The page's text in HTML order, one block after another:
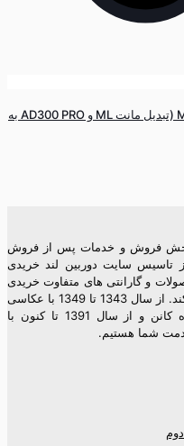
مبدل مانت بوئنز گودکس مدل ML-GB (تبدیل مانت ML و AD300 PRO به
ایم در بخش فروش و خدمات پس از فروش
تاسیس سایت دوربین لند خریدی
و گارانتی های متفاوت خریدی
مطمئن و تضمین شده را برای شما فراهم کند. از سال 1343 تا 1349 با عکاسی
باردو و از سال 1350 تا کنون با فروشگاه کانن و از سال 1391 تا کنون با
شما هستیم.